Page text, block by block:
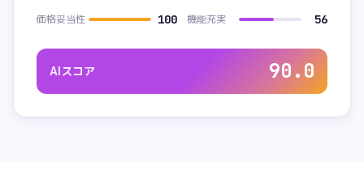
価格妥当性 100 機能充実 56
AIスコア 90.0